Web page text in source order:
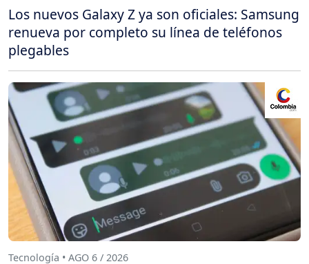
Los nuevos Galaxy Z ya son oficiales: Samsung
renueva por completo su línea de teléfonos
plegables
Tecnología • AGO 6 / 2026